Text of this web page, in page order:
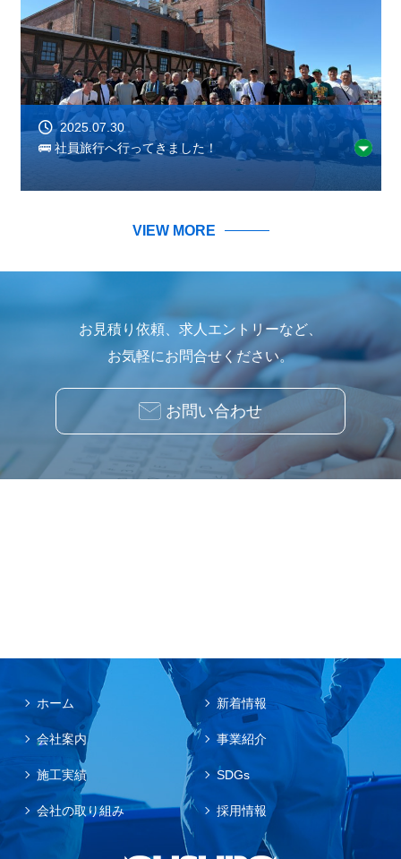
2025.07.30
🚌 社員旅行へ行ってきました！
VIEW MORE
お見積り依頼、求人エントリーなど、
お気軽にお問合せください。
お問い合わせ
ホーム 新着情報
会社案内 事業紹介
施工実績 SDGs
会社の取り組み 採用情報